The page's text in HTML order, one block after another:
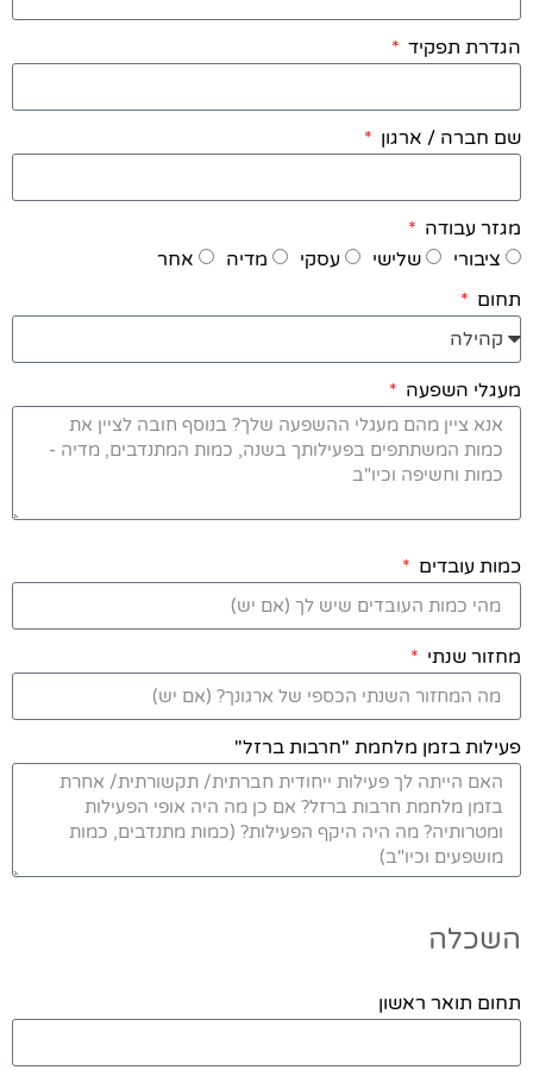
הגדרת תפקיד
שם חברה / ארגון
מגזר עבודה
ציבורי
שלישי עסקי מדיה
אחר
תחום
מעגלי השפעה
כמות עובדים
מחזור שנתי
פעילות בזמן מלחמת "חרבות ברזל"
השכלה
תחום תואר ראשון